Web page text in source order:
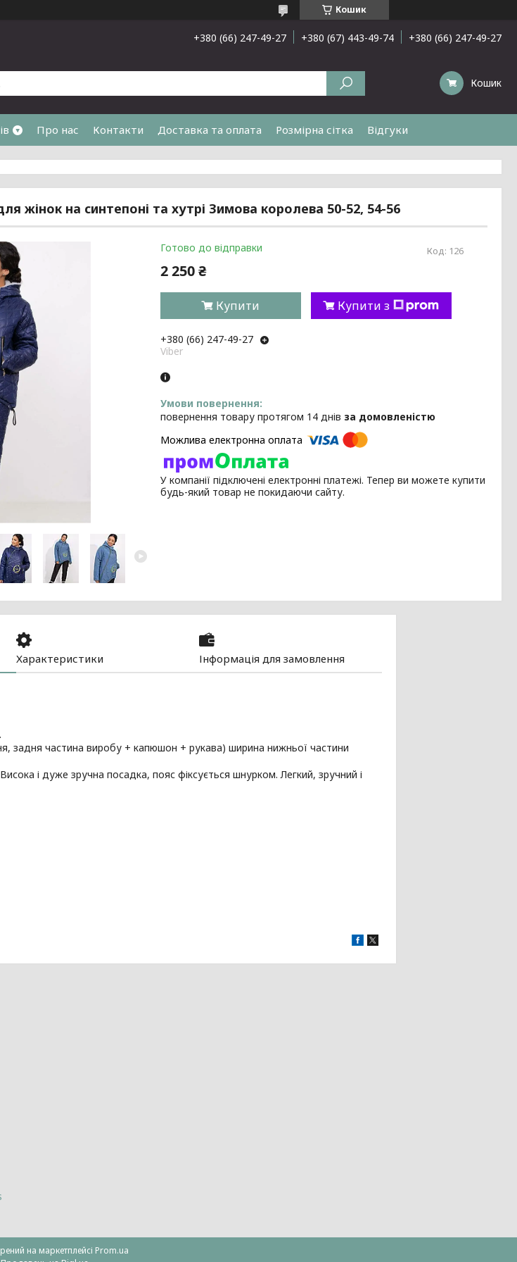
Кошик
+380 (66) 247-49-27 +380 (67) 443-49-74 +380 (66) 247-49-27
Кошик
Про нас Контакти Доставка та оплата Розмірна сітка Відгуки
жінок на синтепоні та хутрі Зимова королева 50-52, 54-56
Готово до відправки Код: 126
2 250 ₴
Купити Купити з
+380 (66) 247-49-27
Viber
повернення товару протягом 14 днів за домовленістю
У компанії підключені електронні платежі. Тепер ви можете купити
будь-який товар не покидаючи сайту.
Характеристики Інформація для замовлення
задня частина виробу + капюшон + рукава) ширина нижньої частини
і дуже зручна посадка, пояс фіксується шнурком. Легкий, зручний і
на маркетплейсі Prom.ua